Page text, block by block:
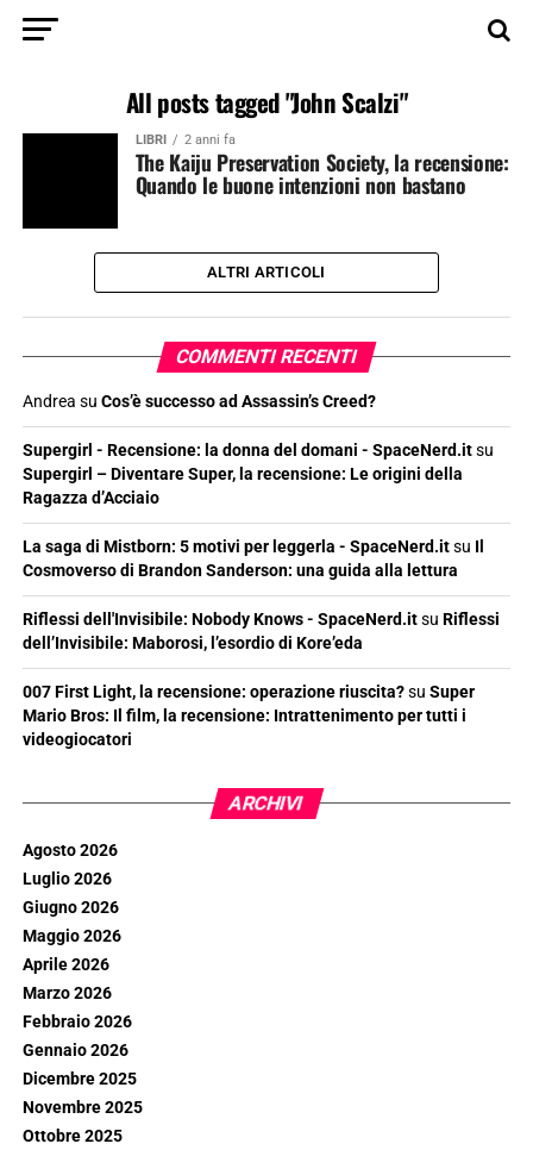
All posts tagged "John Scalzi"
LIBRI 2 anni fa
The Kaiju Preservation Society, la recensione:
Quando le buone intenzioni non bastano
ALTRI ARTICOLI
COMMENTI RECENTI
Andrea su Cos’è successo ad Assassin’s Creed?
Supergirl - Recensione: la donna del domani - SpaceNerd.itsu
Supergirl – Diventare Super, la recensione: Le origini della
Ragazza d’Acciaio
La saga di Mistborn: 5 motivi per leggerla - SpaceNerd.itsu Il
Cosmoverso di Brandon Sanderson: una guida alla lettura
Riflessi dell'Invisibile: Nobody Knows - SpaceNerd.itsu Riflessi
dell’Invisibile: Maborosi, l’esordio di Kore’eda
007 First Light, la recensione: operazione riuscita?su Super
Mario Bros: Il film, la recensione: Intrattenimento per tutti i
videogiocatori
ARCHIVI
Agosto 2026
Luglio 2026
Giugno 2026
Maggio 2026
Aprile 2026
Marzo 2026
Febbraio 2026
Gennaio 2026
Dicembre 2025
Novembre 2025
Ottobre 2025